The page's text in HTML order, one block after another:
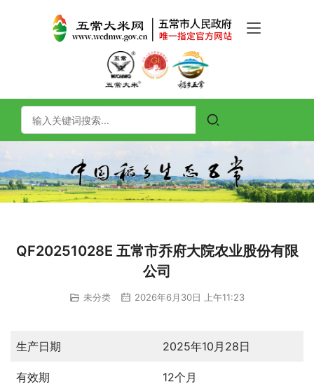
QF20251028E 五常市乔府大院农业股份有限
公司
未分类 2026年6月30日 上午11:23
生产日期 2025年10月28日
有效期 12个月